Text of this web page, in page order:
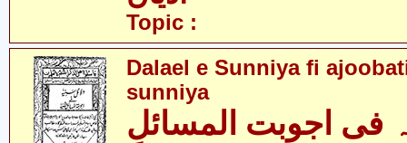
Topic :
Dalael e Sunniya fi
sunniya
فی اجوبت المسائلِ